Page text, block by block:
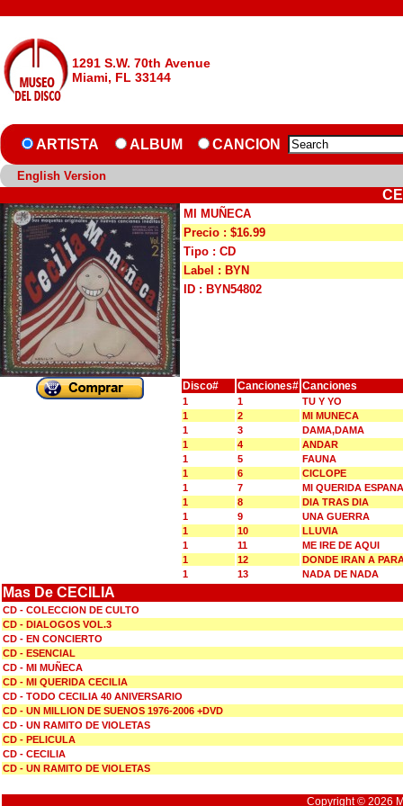
1291 S.W. 70th Avenue
Miami, FL 33144
ARTISTA ALBUM CANCION
English Version
MI MUÑECA
Precio : $16.99
Tipo : CD
Label : BYN
ID : BYN54802
Disco# Canciones# Canciones
1 1
TU Y YO
1
2
MI MUNECA
1
3
DAMA,DAMA
1
4
ANDAR
1
5
FAUNA
1
6
CICLOPE
1
7
MI QUERIDA ESPANA
1
8
DIA TRAS DIA
1
9
UNA GUERRA
1
10
LLUVIA
1
11
ME IRE DE AQUI
1
12
DONDE IRAN A
1
13 NADA DE NADA
Mas De CECILIA
CD - COLECCION DE CULTO
CD - DIALOGOS VOL.3
CD - EN CONCIERTO
CD - ESENCIAL
CD - MI MUÑECA
CD - MI QUERIDA CECILIA
CD - TODO CECILIA 40 ANIVERSARIO
CD - UN MILLION DE SUENOS 1976-2006 +DVD
CD - UN RAMITO DE VIOLETAS
CD - PELICULA
CD - CECILIA
CD - UN RAMITO DE VIOLETAS
Copyright © 2026